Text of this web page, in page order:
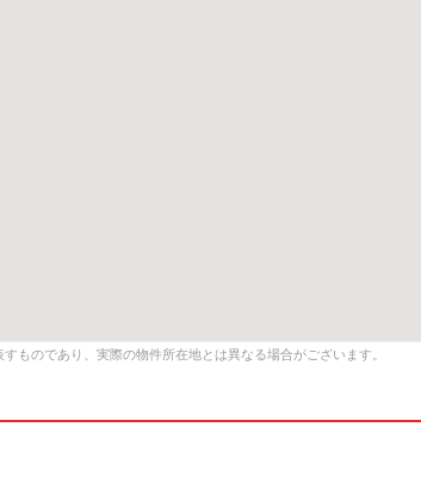
ものであり、実際の物件所在地とは異なる場合がございます。